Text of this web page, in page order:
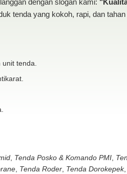
tenda yang kokoh, rapi, dan tahan
tenda.
, Tenda Posko & Komando PMI,
, Tenda Roder, Tenda Dorokepek,